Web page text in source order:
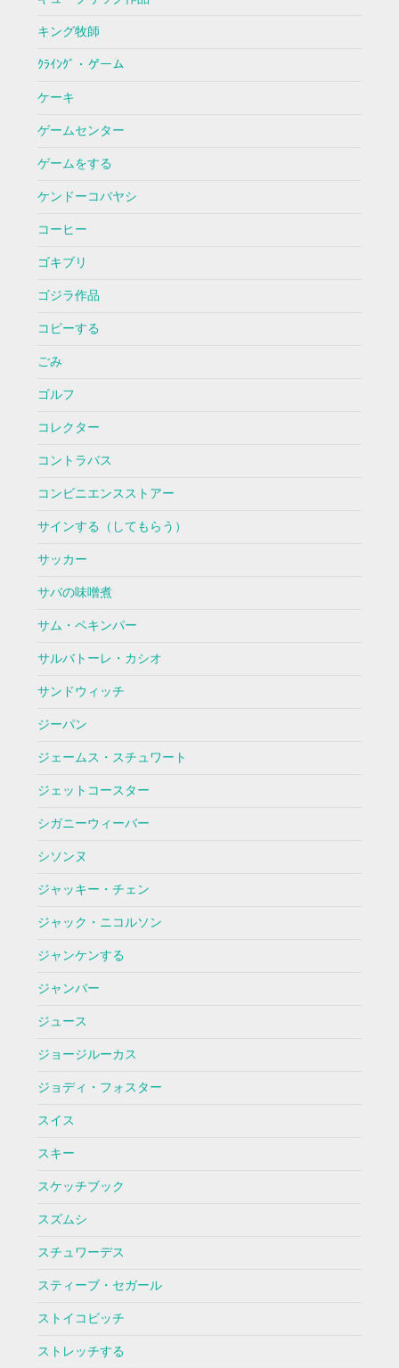
キング牧師
ｸﾗｲﾝｸﾞ・ゲーム
ケーキ
ゲームセンター
ゲームをする
ケンドーコバヤシ
コーヒー
ゴキブリ
ゴジラ作品
コピーする
ごみ
ゴルフ
コレクター
コントラバス
コンビニエンスストアー
サインする（してもらう）
サッカー
サバの味噌煮
サム・ペキンパー
サルバトーレ・カシオ
サンドウィッチ
ジーパン
ジェームス・スチュワート
ジェットコースター
シガニーウィーバー
シソンヌ
ジャッキー・チェン
ジャック・ニコルソン
ジャンケンする
ジャンバー
ジュース
ジョージルーカス
ジョディ・フォスター
スイス
スキー
スケッチブック
スズムシ
スチュワーデス
スティーブ・セガール
ストイコビッチ
ストレッチする